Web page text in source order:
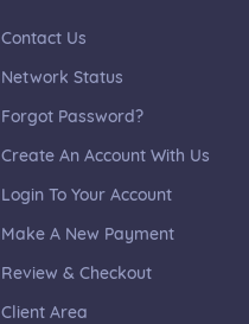
Contact Us
Network Status
Forgot Password?
Create An Account With Us
Login To Your Account
Make A New Payment
Review & Checkout
Client Area